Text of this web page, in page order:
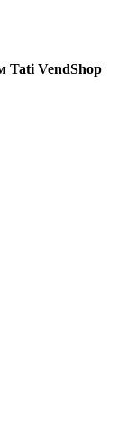
Tati VendShop